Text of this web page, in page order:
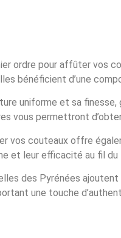
ordre pour affûter vos
bénéficient d’une
uniforme et sa
vous permettront
vos couteaux offre
et leur efficacité au fil
des Pyrénées
une touche